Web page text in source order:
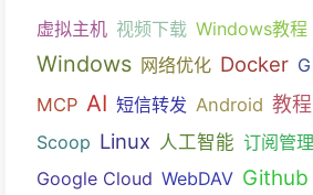
虚拟主机 视频下载 Windows教程
Windows 网络优化 Docker
MCP AI 短信转发 Android 教程
Scoop Linux 人工智能 订阅管理
Google Cloud WebDAV Github